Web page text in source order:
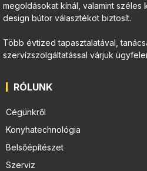
megoldásokat kínál, valamint széles
design bútor választékot biztosít.
Több évtized tapasztalatával,
szervízszolgáltatással várjuk
RÓLUNK
Cégünkről
Konyhatechnológia
Belsőépítészet
Szerviz